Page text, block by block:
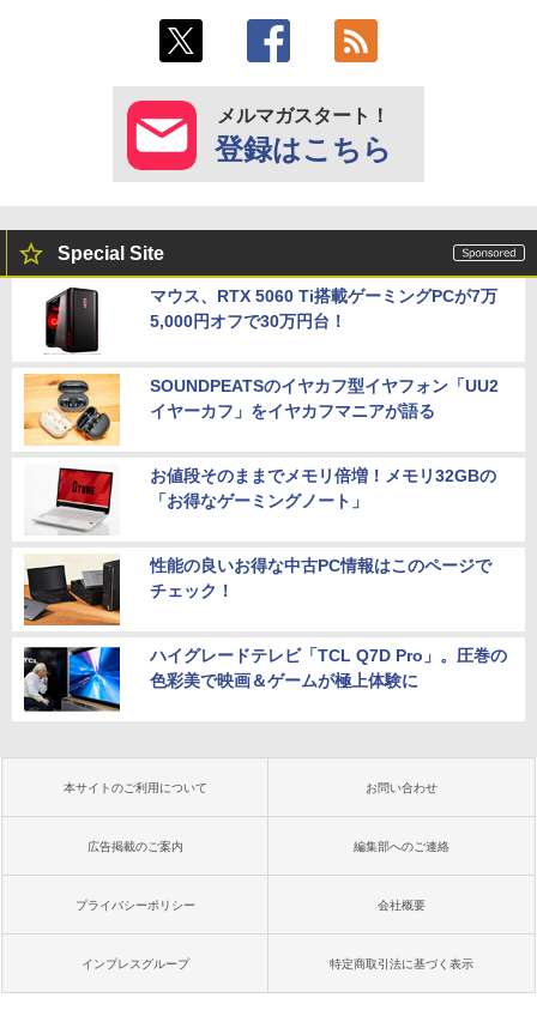
メルマガスタート！
登録はこちら
Special Site
マウス、RTX 5060 Ti搭載ゲーミングPCが7万
5,000円オフで30万円台！
SOUNDPEATSのイヤカフ型イヤフォン「UU2
イヤーカフ」をイヤカフマニアが語る
お値段そのままでメモリ倍増！メモリ32GBの
「お得なゲーミングノート」
性能の良いお得な中古PC情報はこのページで
チェック！
ハイグレードテレビ「TCL Q7D Pro」。圧巻の
色彩美で映画＆ゲームが極上体験に
本サイトのご利用について お問い合わせ
広告掲載のご案内 編集部へのご連絡
プライバシーポリシー 会社概要
インプレスグループ 特定商取引法に基づく表示